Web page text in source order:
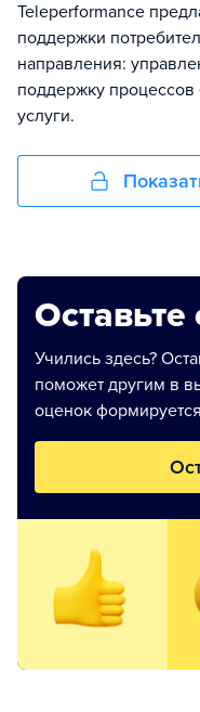
Teleperformance
поддержки
направления:
поддержку процессов
услуги.
Оставьте
Учились здесь?
поможет другим в
оценок